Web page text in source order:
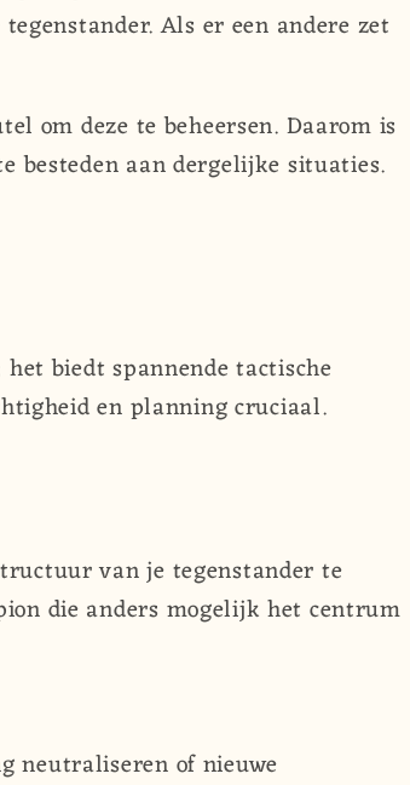
Als er een andere zet
om deze te beheersen. Daarom is
besteden aan dergelijke situaties.
biedt spannende tactische
en planning cruciaal.
van je tegenstander te
die anders mogelijk het centrum
neutraliseren of nieuwe